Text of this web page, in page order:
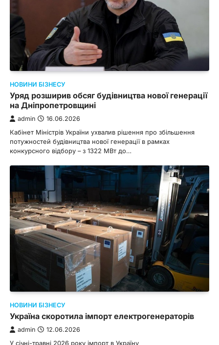
НОВИНИ БІЗНЕСУ
Уряд розширив обсяг будівництва нової генерації
на Дніпропетровщині
admin 16.06.2026
Кабінет Міністрів України ухвалив рішення про збільшення
потужностей будівництва нової генерації в рамках
конкурсного відбору – з 1322 МВт до…
НОВИНИ БІЗНЕСУ
Україна скоротила імпорт електрогенераторів
admin 12.06.2026
У січні-травні 2026 року імпорт в Україну